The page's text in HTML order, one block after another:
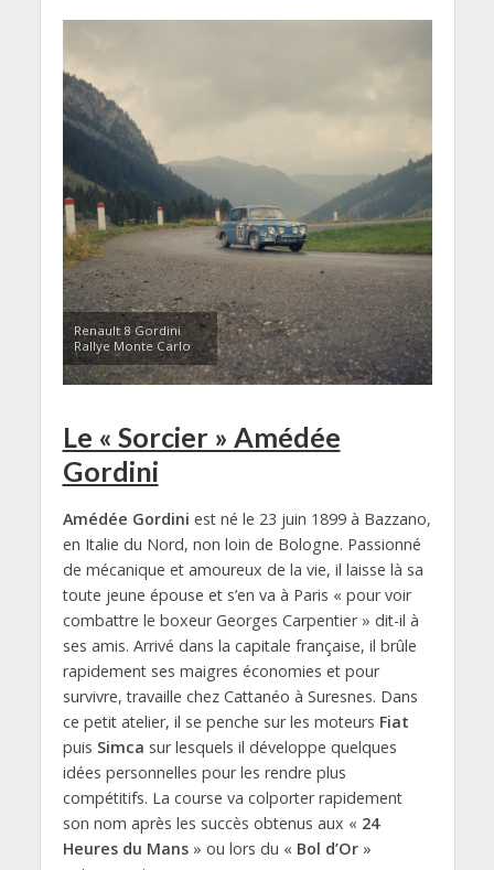
Renault 8 Gordini
Rallye Monte Carlo
Le « Sorcier » Amédée
Gordini
Amédée Gordini est né le 23 juin 1899 à Bazzano,
en Italie du Nord, non loin de Bologne. Passionné
de mécanique et amoureux de la vie, il laisse là sa
toute jeune épouse et s’en va à Paris « pour voir
combattre le boxeur Georges Carpentier » dit-il à
ses amis. Arrivé dans la capitale française, il brûle
rapidement ses maigres économies et pour
survivre, travaille chez Cattanéo à Suresnes. Dans
ce petit atelier, il se penche sur les moteurs Fiat
puis Simca sur lesquels il développe quelques
idées personnelles pour les rendre plus
compétitifs. La course va colporter rapidement
son nom après les succès obtenus aux « 24
Heures du Mans» ou lors du « Bol d’Or»